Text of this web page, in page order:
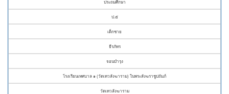
ประถมศึกษา
ป.๕
เด็กชาย
ธีรภัทร
จอนบำรุง
โรงเรียนเทศบาล ๑ (วัดเทวสังฆาราม) ในพระสังฆราชูปถัมภ์
วัดเทวสังฆาราม